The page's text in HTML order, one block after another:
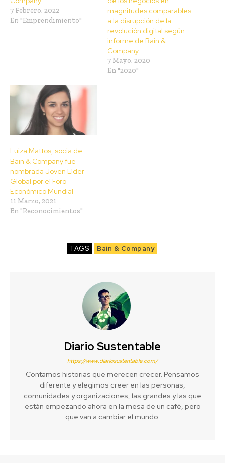
7 Febrero, 2022
En "Emprendimiento"
magnitudes comparables
a la disrupción de la
revolución digital según
informe de Bain &
Company
7 Mayo, 2020
En "2020"
Luiza Mattos, socia de
Bain & Company fue
nombrada Joven Líder
Global por el Foro
Económico Mundial
11 Marzo, 2021
En "Reconocimientos"
TAGS Bain & Company
Diario Sustentable
https://www.diariosustentable.com/
Contamos historias que merecen crecer. Pensamos
diferente y elegimos creer en las personas,
comunidades y organizaciones, las grandes y las que
están empezando ahora en la mesa de un café, pero
que van a cambiar el mundo.